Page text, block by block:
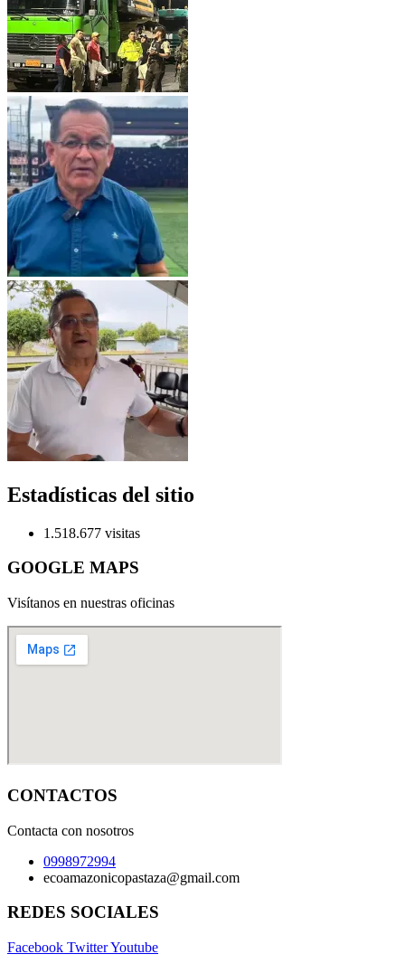
Estadísticas del sitio
1.518.677 visitas
GOOGLE MAPS
Visítanos en nuestras oficinas
CONTACTOS
Contacta con nosotros
0998972994
ecoamazonicopastaza@gmail.com
REDES SOCIALES
Facebook TwitterYoutube